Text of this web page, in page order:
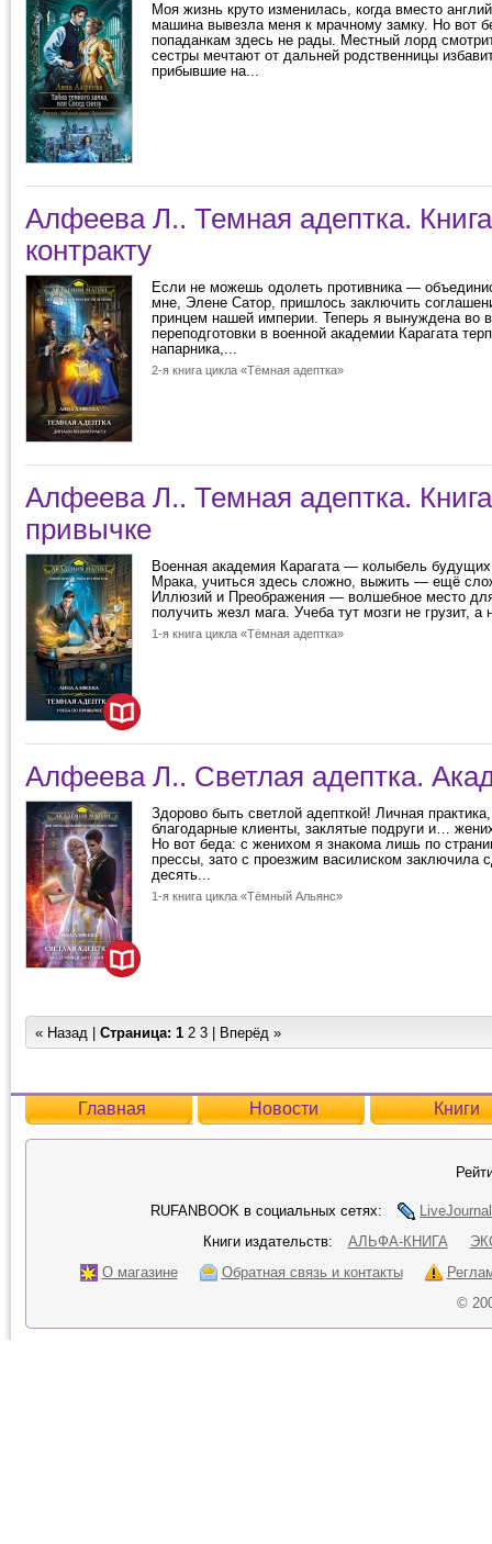
Моя жизнь круто изменилась, когда вместо
машина вывезла меня к мрачному замку. Но вот
попаданкам здесь не рады. Местный лорд
сестры мечтают от дальней родственницы
прибывшие на...
Алфеева Л.. Темная адептка.
контракту
Если не можешь одолеть противника —
мне, Элене Сатор, пришлось заключить
принцем нашей империи. Теперь я вынуждена во
переподготовки в военной академии Карагата
напарника,...
2-я книга цикла «Тёмная адептка»
Алфеева Л.. Темная адептка.
привычке
Военная академия Карагата — колыбель
Мрака, учиться здесь сложно, выжить — ещё
Иллюзий и Преображения — волшебное место
получить жезл мага. Учеба тут мозги не грузит, а
1-я книга цикла «Тёмная адептка»
Алфеева Л.. Светлая адептка.
Здорово быть светлой адепткой! Личная
благодарные клиенты, заклятые подруги и…
Но вот беда: с женихом я знакома лишь по
прессы, зато с проезжим василиском заключила
десять...
1-я книга цикла «Тёмный Альянс»
« Назад | Страница: 1 2 3 Вперёд »
Главная Новости Книги
RUFANBOOK в социальных сетях:
LiveJournal
Книги издательств:
АЛЬФА-КНИГА
О магазине
Обратная связь и контакты
©